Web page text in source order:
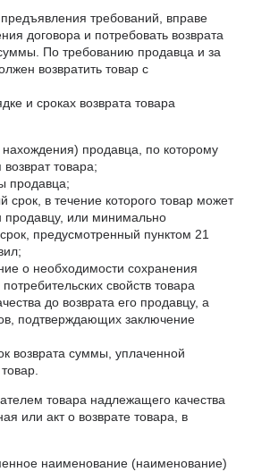
требований, вправе
договора и потребовать возврата
По требованию продавца и за
возвратить товар с
и сроках возврата товара
продавца, по которому
товара;
продавца;
срок, в течение которого товар может
продавцу, или минимально
предусмотренный пунктом 21
о необходимости сохранения
свойств товара
до возврата его продавцу, а
подтверждающих заключение
возврата суммы, уплаченной
товара надлежащего качества
или акт о возврате товара, в
наименование (наименование)